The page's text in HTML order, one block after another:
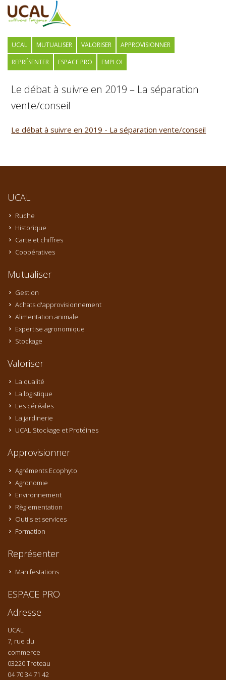
UCAL MUTUALISER VALORISER
APPROVISIONNER
REPRÉSENTER
ESPACE PRO EMPLOI
Le débat à suivre en 2019 – La séparation
vente/conseil
Le débat à suivre en 2019 - La séparation vente/conseil
UCAL
Ruche
Historique
Carte et chiffres
Coopératives
Mutualiser
Gestion
Achats d'approvisionnement
Alimentation animale
Expertise agronomique
Stockage
Valoriser
La qualité
La logistique
Les céréales
La jardinerie
UCAL Stockage et Protéines
Approvisionner
Agréments Ecophyto
Agronomie
Environnement
Règlementation
Outils et services
Formation
Représenter
Manifestations
ESPACE PRO
Adresse
UCAL
7, rue du
commerce
03220 Treteau
04 70 34 71 42